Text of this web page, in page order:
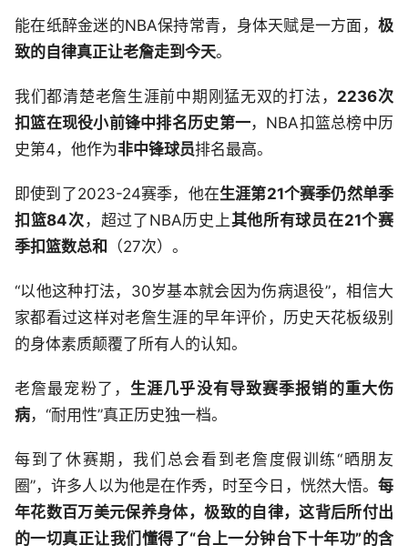
能在纸醉金迷的NBA保持常青，身体天赋是一方面， 极
致的自律真正让老詹走到今天。
我们都清楚老詹生涯前中期刚猛无双的打法， 2236次
扣篮在现役小前锋中排名历史第一，NBA扣篮总榜中历
史第4，他作为非中锋球员排名最高。
即使到了2023-24赛季，他在生涯第21个赛季仍然单季
扣篮84次 ，超过了NBA历史上其他所有球员在21个赛
季扣篮数总和
（27次）。
“以他这种打法，30岁基本就会因为伤病退役”，相信大
家都看过这样对老詹生涯的早年评价，历史天花板级别
的身体素质颠覆了所有人的认知。
老詹最宠粉了， 生涯几乎没有导致赛季报销的重大伤
病，“耐用性”真正历史独一档。
每到了休赛期，我们总会看到老詹度假训练“晒朋友
圈”，许多人以为他是在作秀，时至今日，恍然大悟。 每
年花数百万美元保养身体，极致的自律，这背后所付出
的一切真正让我们懂得了“台上一分钟台下十年功”的含